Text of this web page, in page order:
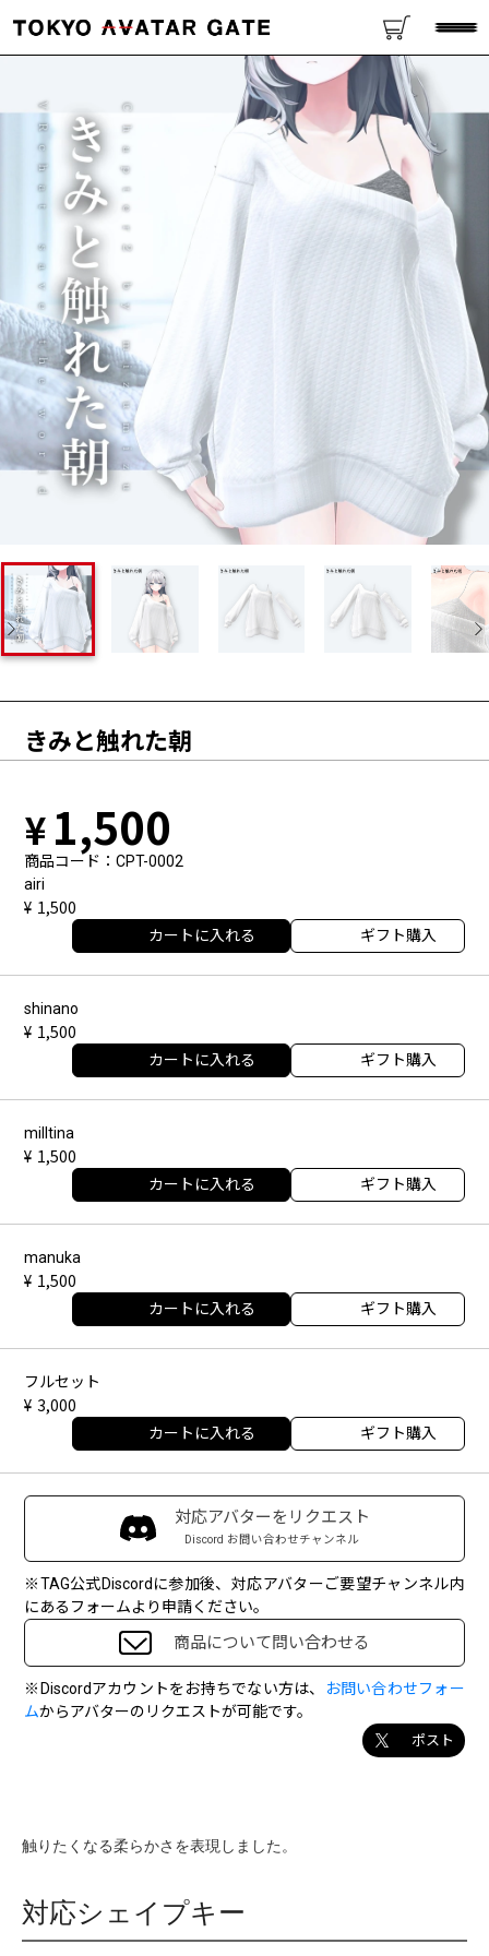
きみと触れた朝
1,500
商品コード
CPT-0002
airi
1,500
カートに入れる ギフト購入
shinano
1,500
カートに入れる ギフト購入
milltina
1,500
カートに入れる ギフト購入
manuka
1,500
カートに入れる ギフト購入
フルセット
3,000
カートに入れる ギフト購入
対応アバターをリクエスト
Discord お問い合わせチャンネル
※TAG公式Discordに参加後、対応アバターご要望チャンネル内
にあるフォームより申請ください。
ポスト
商品について問い合わせる
※Discordアカウントをお持ちでない方は、
お問い合わせフォー
ムからアバターのリクエストが可能です。
触りたくなる柔らかさを表現しました。
対応シェイプキー